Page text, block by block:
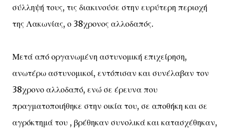
σύλληψή τους, τις διακινούσε στην ευρύτερη περιοχή
της Λακωνίας, ο 38χρονος αλλοδαπός.
Μετά από οργανωμένη αστυνομική επιχείρηση,
ανωτέρω αστυνομικοί, εντόπισαν και συνέλαβαν τον
38χρονο αλλοδαπό, ενώ σε έρευνα που
πραγματοποιήθηκε στην οικία του, σε αποθήκη και σε
αγρόκτημά του , βρέθηκαν συνολικά και κατασχέθηκαν,